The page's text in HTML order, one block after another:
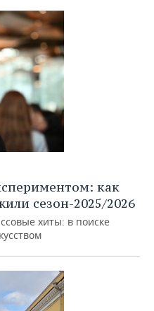
как
сезон-2025/2026
хиты: в поиске